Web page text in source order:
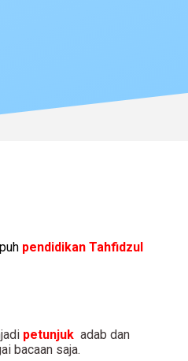
pendidikan Tahfidzul
petunjuk adab dan
bacaan saja.